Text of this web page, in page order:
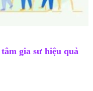
gia sư hiệu quả